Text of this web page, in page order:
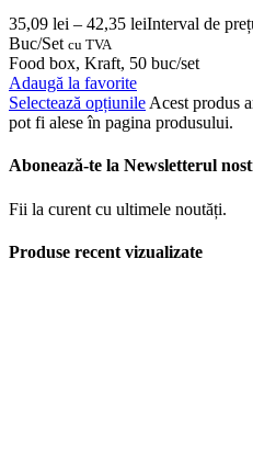
35,09 lei – 42,35 leiInterval de
Buc/Set cu TVA
Food box, Kraft, 50 buc/set
Adaugă la favorite
Selectează opțiunile Acest produs
pot fi alese în pagina produsului.
Abonează-te la Newsletterul
Fii la curent cu ultimele noutăți.
Produse recent vizualizate